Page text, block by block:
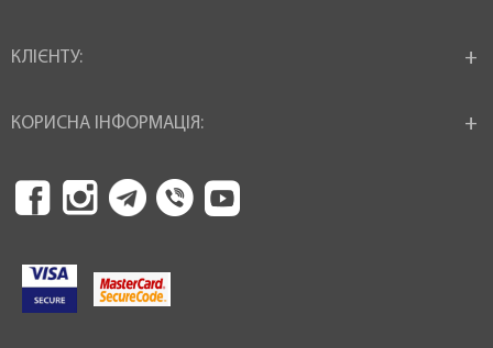
КЛІЄНТУ:
КОРИСНА ІНФОРМАЦІЯ: